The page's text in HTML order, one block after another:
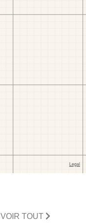
VOIR TOUT